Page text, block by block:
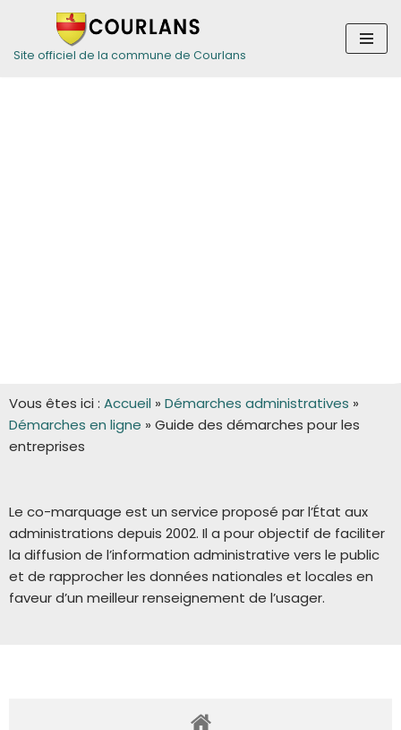
Aller
Site officiel de la commune de Courlans
Vous êtes ici : Accueil » Démarches administratives »
Démarches en ligne » Guide des démarches pour les
entreprises
Le co-marquage est un service proposé par l’État aux
administrations depuis 2002. Il a pour objectif de faciliter
la diffusion de l’information administrative vers le public
et de rapprocher les données nationales et locales en
faveur d’un meilleur renseignement de l’usager.